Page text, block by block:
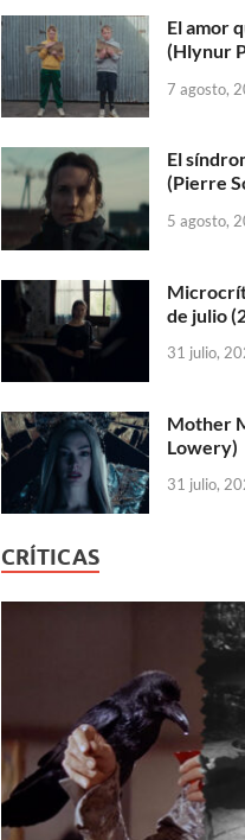
El amor
(Hlynur
7 agosto,
El
(Pierre
5 agosto,
de julio
31 julio,
Mother
Lowery)
31 julio,
CRÍTICAS